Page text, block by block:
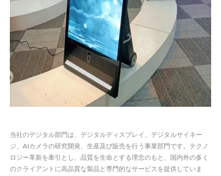
当社のデジタル部門は、デジタルディスプレイ、デジタルサイネー
ジ、AIカメラの研究開発、生産及び販売を行う事業部門です。テクノ
ロジー革新を牽引とし、品質を生命とする理念のもと、国内外の多く
のクライアントに高品質な製品と専門的なサービスを提供していま